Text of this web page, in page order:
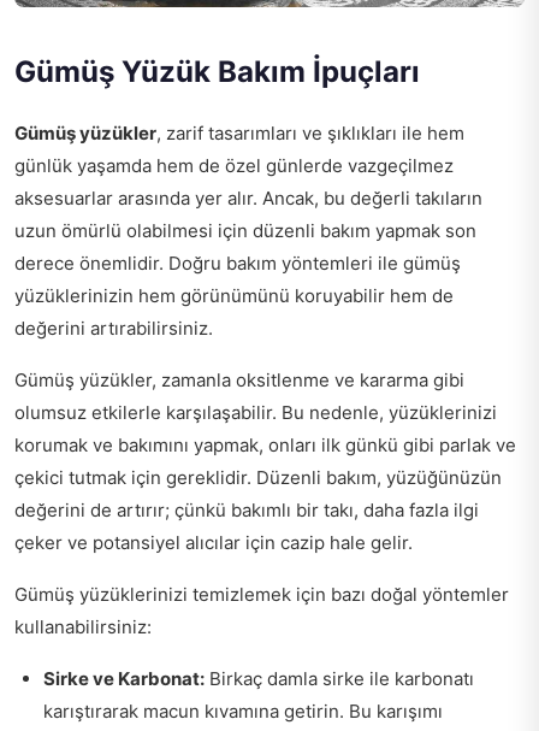
Gümüş Yüzük Bakım İpuçları
Gümüş yüzükler, zarif tasarımları ve şıklıkları ile hem
günlük yaşamda hem de özel günlerde vazgeçilmez
aksesuarlar arasında yer alır. Ancak, bu değerli takıların
uzun ömürlü olabilmesi için düzenli bakım yapmak son
derece önemlidir. Doğru bakım yöntemleri ile gümüş
yüzüklerinizin hem görünümünü koruyabilir hem de
değerini artırabilirsiniz.
Gümüş yüzükler, zamanla oksitlenme ve kararma gibi
olumsuz etkilerle karşılaşabilir. Bu nedenle, yüzüklerinizi
korumak ve bakımını yapmak, onları ilk günkü gibi parlak ve
çekici tutmak için gereklidir. Düzenli bakım, yüzüğünüzün
değerini de artırır; çünkü bakımlı bir takı, daha fazla ilgi
çeker ve potansiyel alıcılar için cazip hale gelir.
Gümüş yüzüklerinizi temizlemek için bazı doğal yöntemler
kullanabilirsiniz:
Sirke ve Karbonat: Birkaç damla sirke ile karbonatı
karıştırarak macun kıvamına getirin. Bu karışımı